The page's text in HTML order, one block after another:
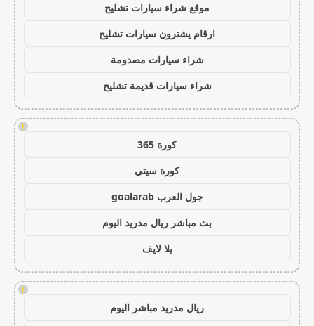
موقع شراء سيارات تشليح
ارقام يشترون سيارات تشليح
شراء سيارات مصدومة
شراء سيارات قديمة تشليح
!
كورة 365
كورة سيتي
جول العرب goalarab
بث مباشر ريال مدريد اليوم
يلا لايف
!
ريال مدريد مباشر اليوم